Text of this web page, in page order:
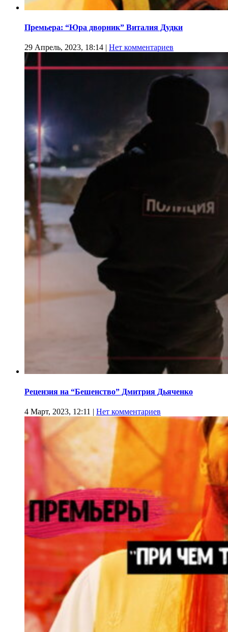
Премьера: “Юра дворник” Виталия Дудки
29 Апрель, 2023, 18:14 | Нет комментариев
Рецензия на “Бешенство” Дмитрия Дьяченко
4 Март, 2023, 12:11 | Нет комментариев